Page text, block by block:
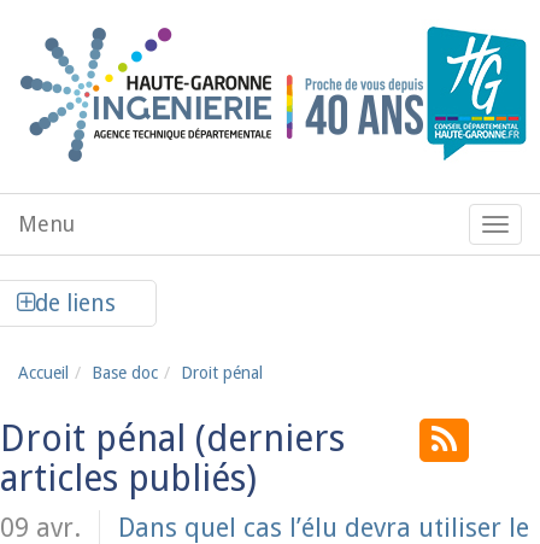
Menu
de
Menu
de liens
Accueil Base doc Droit pénal
Droit pénal
09 avr.
Dans quel cas l’élu devra utiliser le